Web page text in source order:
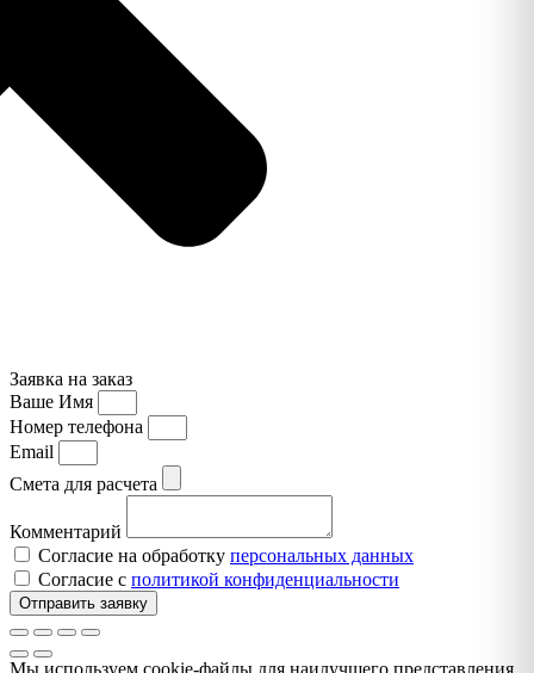
Заявка на заказ
Ваше Имя
Номер телефона
Email
Смета для расчета
Комментарий
Согласие на обработку персональных данных
Согласие с политикой конфиденциальности
Отправить заявку
Мы используем cookie-файлы для наилучшего представления